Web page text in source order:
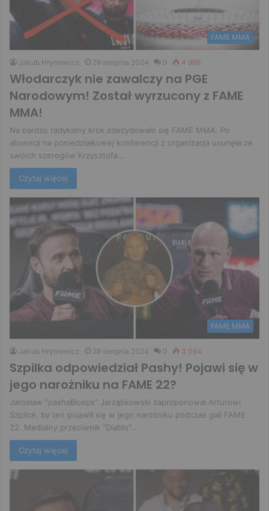
FAME MMA
Jakub Hryniewicz 28 sierpnia 2024 0 4 986
Włodarczyk nie zawalczy na PGE
Narodowym! Został wyrzucony z FAME
MMA!
Na bardzo radykalny krok zdecydowało się FAME MMA. Po
absencji na poniedziałkowej konferencji z organizacja usunęła ze
swoich szeregów Krzysztofa…
Czytaj więcej
FAME MMA
Jakub Hryniewicz 28 sierpnia 2024 0 3 094
Szpilka odpowiedział Pashy! Pojawi się w
jego narożniku na FAME 22?
Jarosław "pashaBiceps" Jarząbkowski zaproponował Arturowi
Szpilce, by ten pojawił się w jego narożniku podczas gali FAME
22. Medialny przeciwnik "Diablo"…
Czytaj więcej